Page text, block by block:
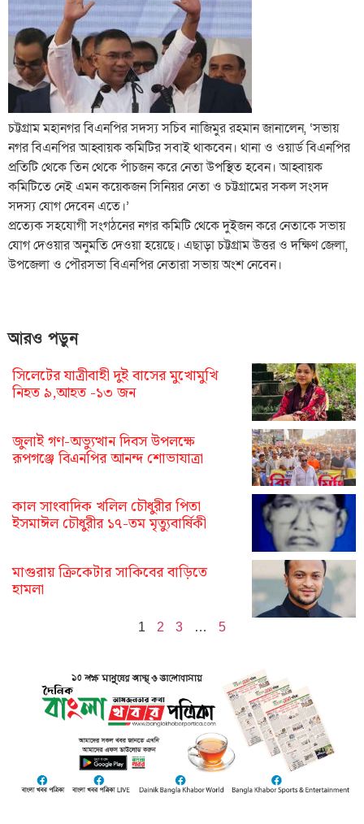
চট্টগ্রাম মহানগর বিএনপির সদস্য সচিব নাজিমুর রহমান জানালেন, ‘সভায়
নগর বিএনপির আহ্বায়ক কমিটির সবাই থাকবেন। থানা ও ওয়ার্ড বিএনপির
প্রতিটি থেকে তিন থেকে পাঁচজন করে নেতা উপস্থিত হবেন। আহ্বায়ক
কমিটিতে নেই এমন কয়েকজন সিনিয়র নেতা ও চট্টগ্রামের সকল সংসদ
সদস্য যোগ দেবেন এতে।’
প্রত্যেক সহযোগী সংগঠনের নগর কমিটি থেকে দুইজন করে নেতাকে সভায়
যোগ দেওয়ার অনুমতি দেওয়া হয়েছে। এছাড়া চট্টগ্রাম উত্তর ও দক্ষিণ জেলা,
উপজেলা ও পৌরসভা বিএনপির নেতারা সভায় অংশ নেবেন।
আরও পড়ুন
সিলেটের যাত্রীবাহী দুই বাসের মুখোমুখি
নিহত ৯,আহত -১৩ জন
জুলাই গণ-অভ্যুত্থান দিবস উপলক্ষে
রূপগঞ্জে বিএনপির আনন্দ শোভাযাত্রা
কাল সাংবাদিক খলিল চৌধুরীর পিতা
ইসমাঈল চৌধুরীর ১৭-তম মৃত্যুবার্ষিকী
মাগুরায় ক্রিকেটার সাকিবের বাড়িতে
হামলা
1 2 3 … 5